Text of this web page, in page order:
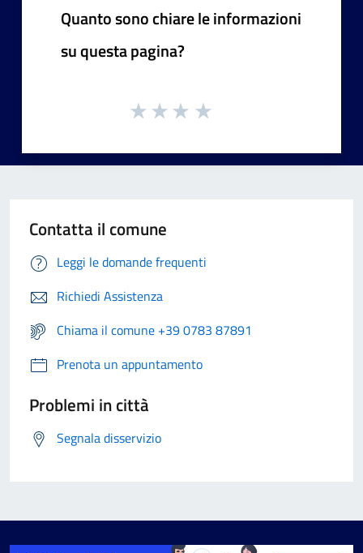
Quanto sono chiare le informazioni
su questa pagina?
Contatta il comune
Leggi le domande frequenti
Richiedi Assistenza
Chiama il comune +39 0783 87891
Prenota un appuntamento
Problemi in città
Segnala disservizio